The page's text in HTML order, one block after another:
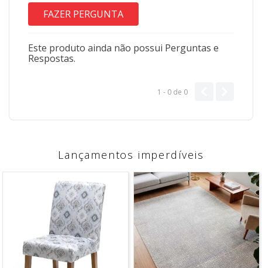
FAZER PERGUNTA
Este produto ainda não possui Perguntas e
Respostas.
1 - 0 de 0
Lançamentos imperdíveis